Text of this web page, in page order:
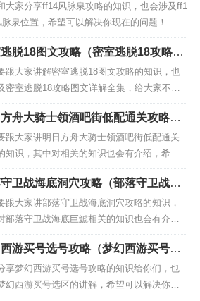
大家分享ff14风脉泉攻略的知识，也会涉及ff1
脉泉位置，希望可以解决你现在的问题！ 本
一览： 1、ff14龙堡低地风脉泉位置 2、ff14
风脉泉怎么收集 风脉泉收集方法攻略 3、有
ff14龙堡参天高地风脉泉第八个在哪吗? ff14
地风脉泉位置...
脱18图文攻略（密室逃脱18攻略图
解全集）
跟大家讲解密室逃脱18图文攻略的知识，也
密室逃脱18攻略图文详解全集，给大家不一
决方案！ 本文目录一览： 1、密室逃脱18移
天平怎么过 2、密室逃脱18刀刃转盘怎么过
密室逃脱逃离高铁18攻略 4、密室逃脱18失
地4攻略大全拿上法拉希的手的过程 35...
舟大骑士领酒吧街低配通关攻略的
绍
跟大家讲明日方舟大骑士领酒吧街低配通关
知识，其中对相关的知识也会有介绍，希望
助大家解答当下的疑问！ 本文目录一览：
方舟岁相怎么打低配 2、明日方舟2-3攻略-2
怎么打三星 3、《明日方舟》大骑士领酒吧街
打法攻略 4、明日方舟3-7突袭模式低配...
卫战海底洞穴攻略（部落守卫战海
）
跟大家讲部落守卫战海底洞穴攻略的知识，
部落守卫战海底巨鯱相关的知识也会有介
望可以帮助大家解答当下的疑问！ 本文目录
1、部落守卫战第四章40-4关卡通关攻略 40-
2、新部落守卫战中20-3关怎么过 3、部落
100洞怎样过 100洞过关配置全解析...
游买号选号攻略（梦幻西游买号选
享梦幻西游买号选号攻略的知识给你们，也
幻西游买号选区的讲解，希望可以解决你们